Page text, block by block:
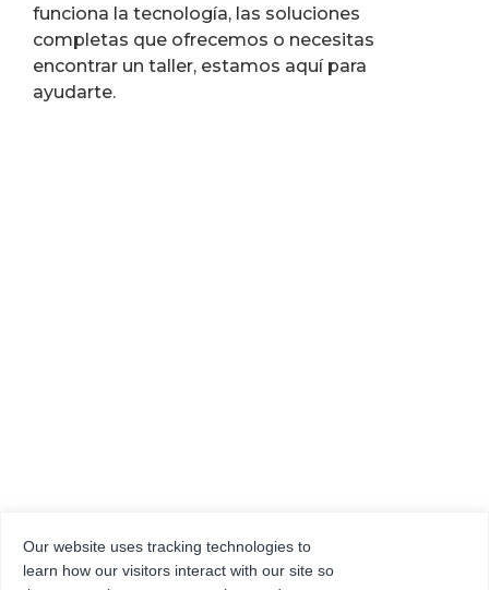
funciona la tecnología, las soluciones
completas que ofrecemos o necesitas
encontrar un taller, estamos aquí para
ayudarte.
Our website uses tracking technologies to
learn how our visitors interact with our site so